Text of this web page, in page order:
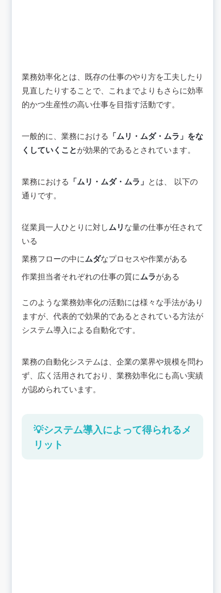
業務効率化とは、既存の仕事のやり方を工夫したり
見直したりすることで、これまでよりもさらに効率
的かつ生産性の高い仕事を目指す活動です。
一般的に、業務における 「ムリ・ムダ・ムラ」をな
くしていくことが効果的であるとされています。
業務における 「ムリ・ムダ・ムラ」 とは、 以下の
通りです。
従業員一人ひとりに対しムリ な量の仕事が任されて
いる
業務フローの中にムダなプロセスや作業がある
作業担当者それぞれの仕事の質にムラがある
このような業務効率化の活動には様々な手法があり
ますが、代表的で効果的であるとされている方法が
システム導入による自動化です。
業務の自動化システムは、企業の業界や規模を問わ
ず、広く活用されており、業務効率化にも高い実績
が認められています。
💡システム導入によって得られるメ
リット